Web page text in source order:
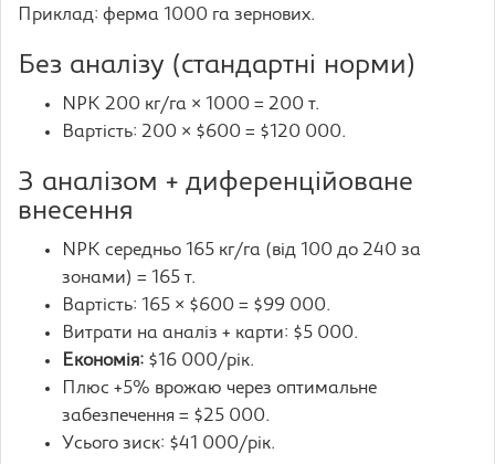
Приклад: ферма 1000 га зернових.
Без аналізу (стандартні норми)
NPK 200 кг/га × 1000 = 200 т.
Вартість: 200 × $600 = $120 000.
З аналізом + диференційоване
внесення
NPK середньо 165 кг/га (від 100 до 240 за
зонами) = 165 т.
Вартість: 165 × $600 = $99 000.
Витрати на аналіз + карти: $5 000.
Економія: $16 000/рік.
Плюс +5% врожаю через оптимальне
забезпечення = $25 000.
Усього зиск: $41 000/рік.